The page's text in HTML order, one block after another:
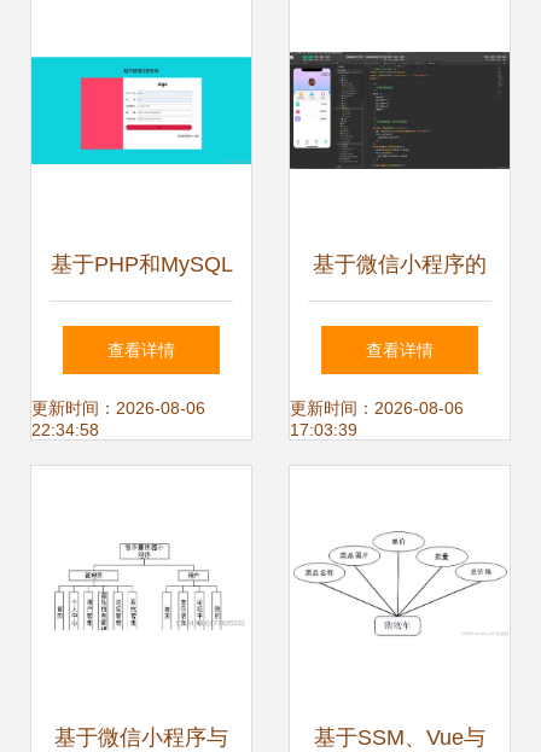
角
基于PHP和MySQL
的门店销售系统设
计与实现——从开
程解析
查看详情
更新时间：2026-08-06
22:34:58
基于微信小程序的
自习室预约系统的
设计与实现
查看详情
更新时间：2026-08-06
17:03:39
基于微信小程序与 基于SSM、Vue与